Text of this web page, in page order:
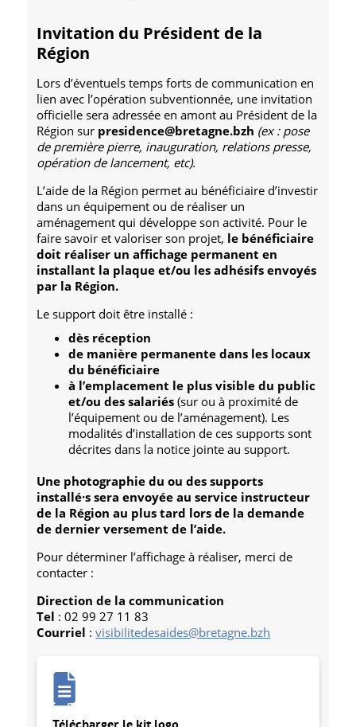
Invitation du Président de la
Région
Lors d’éventuels temps forts de communication en
lien avec l’opération subventionnée, une invitation
officielle sera adressée en amont au Président de la
Région sur presidence@bretagne.bzh (ex : pose
de première pierre, inauguration, relations presse,
opération de lancement, etc).
L’aide de la Région permet au bénéficiaire d’investir
dans un équipement ou de réaliser un
aménagement qui développe son activité. Pour le
faire savoir et valoriser son projet, le bénéficiaire
doit réaliser un affichage permanent en
installant la plaque et/ou les adhésifs envoyés
par la Région.
Le support doit être installé :
dès réception
de manière permanente dans les locaux
du bénéficiaire
à l’emplacement le plus visible du public
et/ou des salariés (sur ou à proximité de
l’équipement ou de l’aménagement). Les
modalités d’installation de ces supports sont
décrites dans la notice jointe au support.
Une photographie du ou des supports
installé·s sera envoyée au service instructeur
de la Région au plus tard lors de la demande
de dernier versement de l’aide.
Pour déterminer l’affichage à réaliser, merci de
contacter :
Direction de la communication
Tel : 02 99 27 11 83
Courriel :visibilitedesaides@bretagne.bzh